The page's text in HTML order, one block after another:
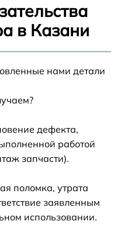
в Казани
нами детали
дефекта,
работой
запчасти).
поломка, утрата
заявленным
использовании.